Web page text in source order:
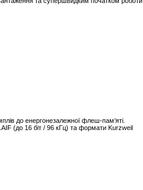
до енергонезалежної флеш-пам’яті.
(до 16 біт / 96 кГц) та формати Kurzweil